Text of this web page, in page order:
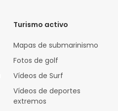
Turismo activo
Mapas de submarinismo
Fotos de golf
Vídeos de Surf
Vídeos de deportes
extremos